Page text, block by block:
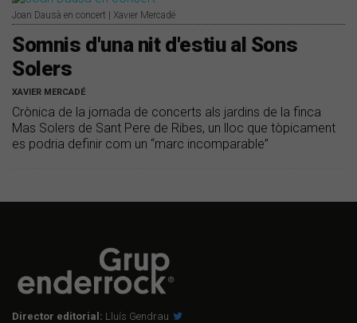
Joan Dausà en concert | Xavier Mercadé
Somnis d'una nit d'estiu al Sons
Solers
XAVIER MERCADÉ
Crònica de la jornada de concerts als jardins de la finca
Mas Solers de Sant Pere de Ribes, un lloc que tòpicament
es podria definir com un “marc incomparable”
Director editorial: Lluís Gendrau